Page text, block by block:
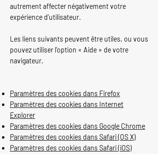
autrement affecter négativement votre
expérience d'utilisateur.
Les liens suivants peuvent être utiles, ou vous
pouvez utiliser l'option « Aide » de votre
navigateur.
Paramètres des cookies dans Firefox
Paramètres des cookies dans Internet
Explorer
Paramètres des cookies dans Google Chrome
Paramètres des cookies dans Safari (OS X)
Paramètres des cookies dans Safari (iOS)